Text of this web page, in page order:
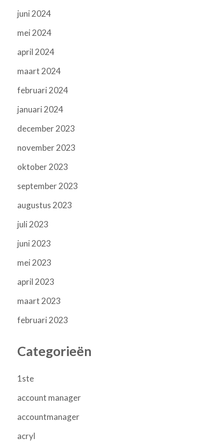
juni 2024
mei 2024
april 2024
maart 2024
februari 2024
januari 2024
december 2023
november 2023
oktober 2023
september 2023
augustus 2023
juli 2023
juni 2023
mei 2023
april 2023
maart 2023
februari 2023
Categorieën
1ste
account manager
accountmanager
acryl